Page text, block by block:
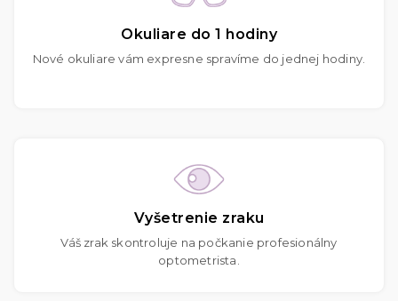
Okuliare do 1 hodiny
Nové okuliare vám expresne spravíme do jednej hodiny.
Vyšetrenie zraku
Váš zrak skontroluje na počkanie profesionálny
optometrista.